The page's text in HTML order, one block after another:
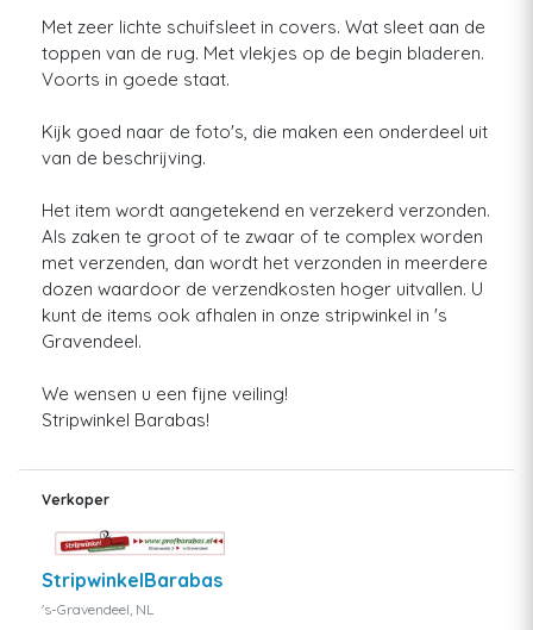
Met zeer lichte schuifsleet in covers. Wat sleet aan de
toppen van de rug. Met vlekjes op de begin bladeren.
Voorts in goede staat.
Kijk goed naar de foto's, die maken een onderdeel uit
van de beschrijving.
Het item wordt aangetekend en verzekerd verzonden.
Als zaken te groot of te zwaar of te complex worden
met verzenden, dan wordt het verzonden in meerdere
dozen waardoor de verzendkosten hoger uitvallen. U
kunt de items ook afhalen in onze stripwinkel in 's
Gravendeel.
We wensen u een fijne veiling!
Stripwinkel Barabas!
Verkoper
StripwinkelBarabas
's-Gravendeel, NL